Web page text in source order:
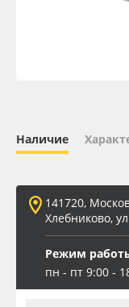
ПЭТ листовой
ПЭТ бэклит
Вспененный ПВХ
Баннер
Наличие
141720,
Хлебниково,
Режим
пн - пт 9:00 -